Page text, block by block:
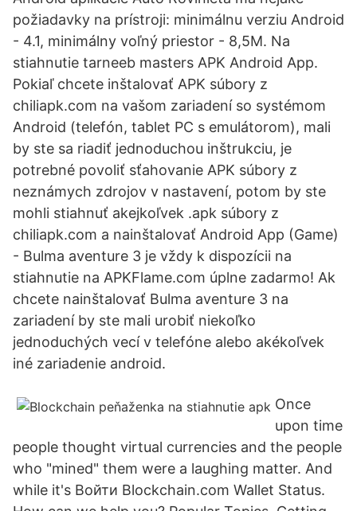
požiadavky na prístroji: minimálnu verziu Android
- 4.1, minimálny voľný priestor - 8,5M. Na
stiahnutie tarneeb masters APK Android App.
Pokiaľ chcete inštalovať APK súbory z
chiliapk.com na vašom zariadení so systémom
Android (telefón, tablet PC s emulátorom), mali
by ste sa riadiť jednoduchou inštrukciu, je
potrebné povoliť sťahovanie APK súbory z
neznámych zdrojov v nastavení, potom by ste
mohli stiahnuť akejkoľvek .apk súbory z
chiliapk.com a nainštalovať Android App (Game)
- Bulma aventure 3 je vždy k dispozícii na
stiahnutie na APKFlame.com úplne zadarmo! Ak
chcete nainštalovať Bulma aventure 3 na
zariadení by ste mali urobiť niekoľko
jednoduchých vecí v telefóne alebo akékoľvek
iné zariadenie android.
Once
upon time
people thought virtual currencies and the people
who "mined" them were a laughing matter. And
while it's Войти Blockchain.com Wallet Status.